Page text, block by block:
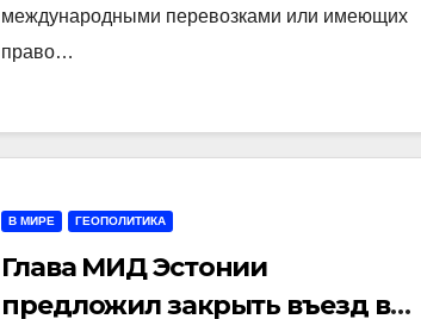
международными перевозками или имеющих
право…
В МИРЕ ГЕОПОЛИТИКА
Глава МИД Эстонии
предложил закрыть въезд в